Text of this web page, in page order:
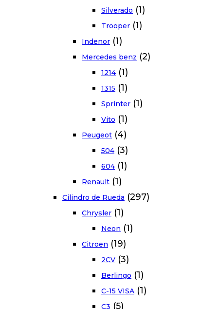
Silverado (1)
Trooper (1)
Indenor (1)
Mercedes benz (2)
1214 (1)
1315 (1)
Sprinter (1)
Vito (1)
Peugeot (4)
504 (3)
604 (1)
Renault (1)
Cilindro de Rueda (297)
Chrysler (1)
Neon (1)
Citroen (19)
2CV (3)
Berlingo (1)
C-15 VISA (1)
C3 (5)